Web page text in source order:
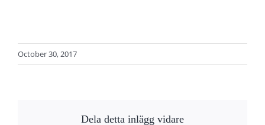
October 30, 2017
Dela detta inlägg vidare